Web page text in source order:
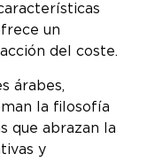
un
del coste.
árabes,
la filosofía
que abrazan la
y